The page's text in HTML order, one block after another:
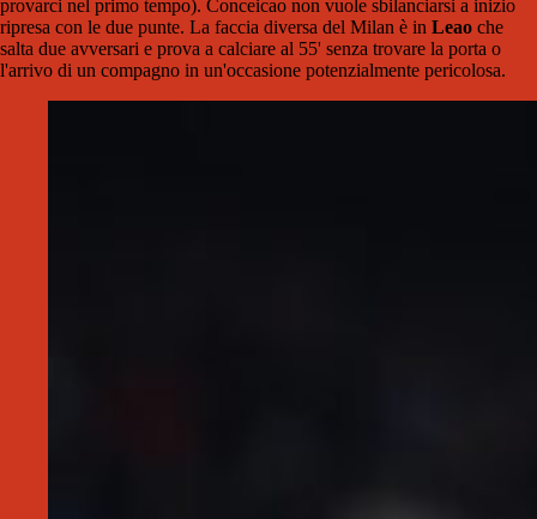
provarci nel primo tempo). Conceicao non vuole sbilanciarsi a inizio
ripresa con le due punte. La faccia diversa del Milan è in Leao che
salta due avversari e prova a calciare al 55' senza trovare la porta o
l'arrivo di un compagno in un'occasione potenzialmente pericolosa.